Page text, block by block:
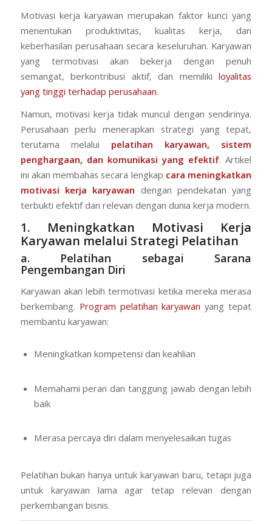
Motivasi kerja karyawan merupakan faktor kunci yang
menentukan produktivitas, kualitas kerja, dan
keberhasilan perusahaan secara keseluruhan. Karyawan
yang termotivasi akan bekerja dengan penuh
semangat, berkontribusi aktif, dan memilikiloyalitas
yang tinggi terhadap perusahaan.
Namun, motivasi kerja tidak muncul dengan sendirinya.
Perusahaan perlu menerapkan strategi yang tepat,
terutama melalui pelatihan karyawan, sistem
penghargaan, dan komunikasi yang efektif. Artikel
ini akan membahas secara lengkap cara meningkatkan
motivasi kerja karyawan dengan pendekatan yang
terbukti efektif dan relevan dengan dunia kerja modern.
1. Meningkatkan Motivasi Kerja
Karyawan melalui Strategi Pelatihan
a. Pelatihan sebagai Sarana
Pengembangan Diri
Karyawan akan lebih termotivasi ketika mereka merasa
berkembang. Program pelatihan karyawan yang tepat
membantu karyawan:
Meningkatkan kompetensi dan keahlian
Memahami peran dan tanggung jawab dengan lebih
baik
Merasa percaya diri dalam menyelesaikan tugas
Pelatihan bukan hanya untuk karyawan baru, tetapi juga
untuk karyawan lama agar tetap relevan dengan
perkembangan bisnis.